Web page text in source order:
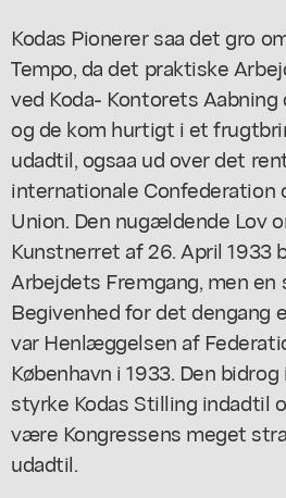
Kodas Pionerer saa det gro
Tempo, da det praktiske
ved Koda- Kontorets Aabning
og de kom hurtigt i et
udadtil, ogsaa ud over det
internationale Confederation
Union. Den nugældende Lov
Kunstnerret af 26. April 1933
Arbejdets Fremgang, men
Begivenhed for det dengang
var Henlæggelsen af
København i 1933. Den
styrke Kodas Stilling indadtil
være Kongressens meget
udadtil.